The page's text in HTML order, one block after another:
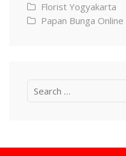
Florist Yogyakarta
Papan Bunga Online
Search